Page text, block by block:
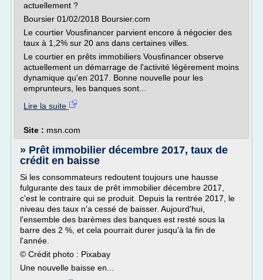
actuellement ?
Boursier 01/02/2018 Boursier.com
Le courtier Vousfinancer parvient encore à négocier des
taux à 1,2% sur 20 ans dans certaines villes.
Le courtier en prêts immobiliers Vousfinancer observe
actuellement un démarrage de l'activité légèrement moins
dynamique qu'en 2017. Bonne nouvelle pour les
emprunteurs, les banques sont...
Lire la suite
Site : msn.com
» Prêt immobilier décembre 2017, taux de
crédit en baisse
Si les consommateurs redoutent toujours une hausse
fulgurante des taux de prêt immobilier décembre 2017,
c'est le contraire qui se produit. Depuis la rentrée 2017, le
niveau des taux n'a cessé de baisser. Aujourd'hui,
l'ensemble des barèmes des banques est resté sous la
barre des 2 %, et cela pourrait durer jusqu'à la fin de
l'année.
© Crédit photo : Pixabay
Une nouvelle baisse en...